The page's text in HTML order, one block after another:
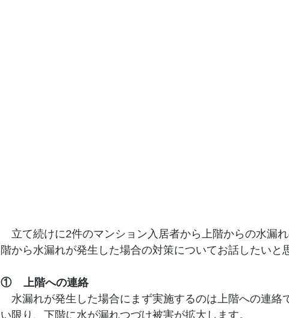
立て続けに2件のマンション入居者から上階からの水漏
階から水漏れが発生した場合の対策についてお話したいと
①    上階への連絡
水漏れが発生した場合にまず実施するのは上階への連絡
い限り、下階に水が漏れつづけ被害が拡大します。